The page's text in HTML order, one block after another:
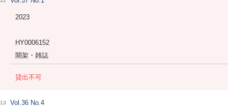
2023
HY0006152
開架・雑誌
貸出不可
13 Vol.36 No.4